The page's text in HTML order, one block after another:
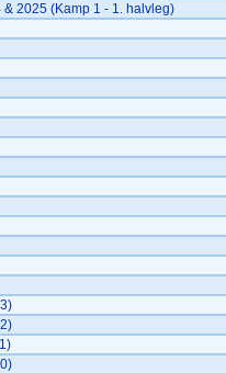
2025 (Kamp 1 - 1. halvleg)